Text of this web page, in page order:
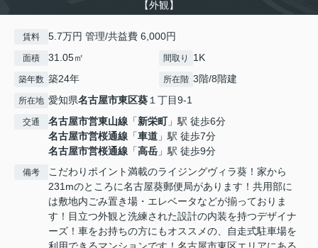
【外観】
賃料 5.7万円 管理/共益費 6,000円
面積 31.05㎡ 間取り 1K
築年数 築24年 所在階 3階/8階建
所在地 愛知県名古屋市東区葵１丁目9-1
交通 名古屋市営東山線 「新栄町」駅 徒歩6分
名古屋市営桜通線 「車道 」駅 徒歩7分
名古屋市営桜通線 「高岳 」駅 徒歩9分
備考
こだわりポイント満載のライジングヴィラ葵！家から
231mのところに名古屋葵郵便局があります！共用部に
は敷地内ごみ置き場・エレベータなどが揃っておりま
す！目立つ外観と洗練された設計の内装を持つデザイナ
ーズ！車をお持ちの方にもオススメの、自走式駐車場を